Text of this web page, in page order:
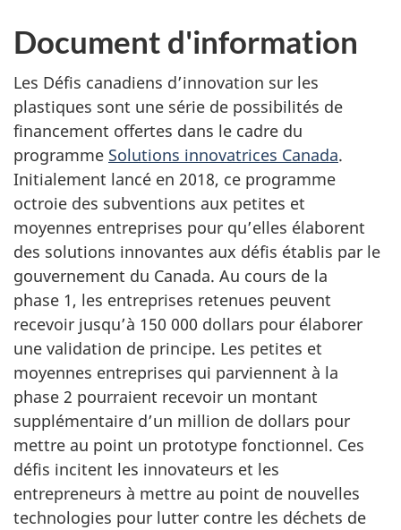
Document d'information
Les Défis canadiens d’innovation sur les
plastiques sont une série de possibilités de
financement offertes dans le cadre du
programme Solutions innovatrices Canada.
Initialement lancé en 2018, ce programme
octroie des subventions aux petites et
moyennes entreprises pour qu’elles élaborent
des solutions innovantes aux défis établis par le
gouvernement du Canada. Au cours de la
phase 1, les entreprises retenues peuvent
recevoir jusqu’à 150 000 dollars pour élaborer
une validation de principe. Les petites et
moyennes entreprises qui parviennent à la
phase 2 pourraient recevoir un montant
supplémentaire d’un million de dollars pour
mettre au point un prototype fonctionnel. Ces
défis incitent les innovateurs et les
entrepreneurs à mettre au point de nouvelles
technologies pour lutter contre les déchets de